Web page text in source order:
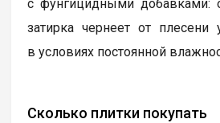
с фунгицидными добавками:
затирка чернеет от плесени
в условиях постоянной
Сколько плитки покупать